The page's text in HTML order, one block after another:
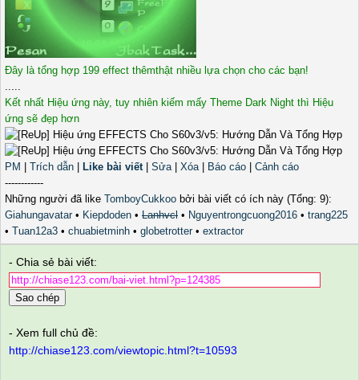
Đây là tổng hợp 199 effect thêmthật nhiều lựa chọn cho các bạn!
.....
Kết nhất Hiệu ứng này, tuy nhiên kiếm mấy Theme Dark Night thì Hiệu
ứng sẽ đẹp hơn
PM Trích dẫn Like bài viết| Sửa| Xóa| Báo cáo
Cảnh cáo
------------
Những người đã like TomboyCukkoo bởi bài viết có ích này (Tổng: 9):
Giahungavatar• Kiepdoden • Lanhvcl • Nguyentrongcuong2016 • trang225
• Tuan12a3 • chuabietminh • globetrotter• extractor
- Chia sẻ bài viết:
Sao chép
- Xem full chủ đề:
http://chiase123.com/viewtopic.html?t=10593